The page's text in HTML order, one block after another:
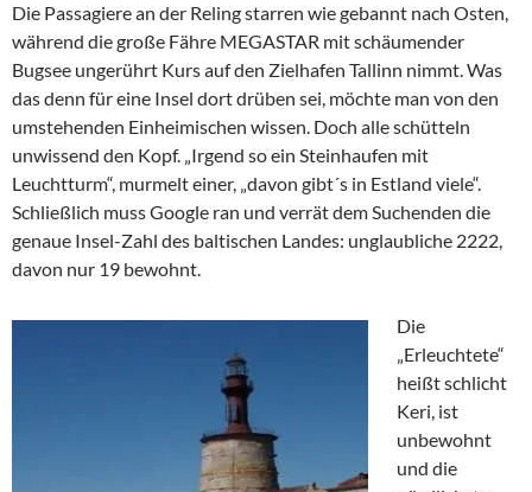
Die Passagiere an der Reling starren wie gebannt nach Osten,
während die große Fähre MEGASTAR mit schäumender
Bugsee ungerührt Kurs auf den Zielhafen Tallinn nimmt. Was
das denn für eine Insel dort drüben sei, möchte man von den
umstehenden Einheimischen wissen. Doch alle schütteln
unwissend den Kopf. „Irgend so ein Steinhaufen mit
Leuchtturm“, murmelt einer, „davon gibt´s in Estland viele“.
Schließlich muss Google ran und verrät dem Suchenden die
genaue Insel-Zahl des baltischen Landes: unglaubliche 2222,
davon nur 19 bewohnt.
Die
„Erleuchtete“
heißt schlicht
Keri, ist
unbewohnt
und die